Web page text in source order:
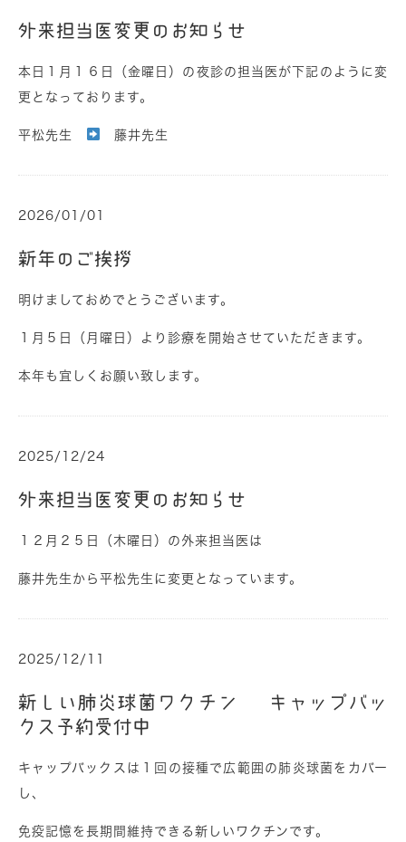
外来担当医変更のお知らせ
本日１月１６日（金曜日）の夜診の担当医が下記のように変
更となっております。
平松先生 藤井先生
2026/01/01
新年のご挨拶
明けましておめでとうございます。
１月５日（月曜日）より診療を開始させていただきます。
本年も宜しくお願い致します。
2025/12/24
外来担当医変更のお知らせ
１２月２５日（木曜日）の外来担当医は
藤井先生から平松先生に変更となっています。
2025/12/11
新しい肺炎球菌ワクチン キャップバッ
クス予約受付中
キャップバックスは１
回の接種で広範囲の肺炎球菌をカバー
し、
免疫記憶を長期間維持できる新しいワクチンです。